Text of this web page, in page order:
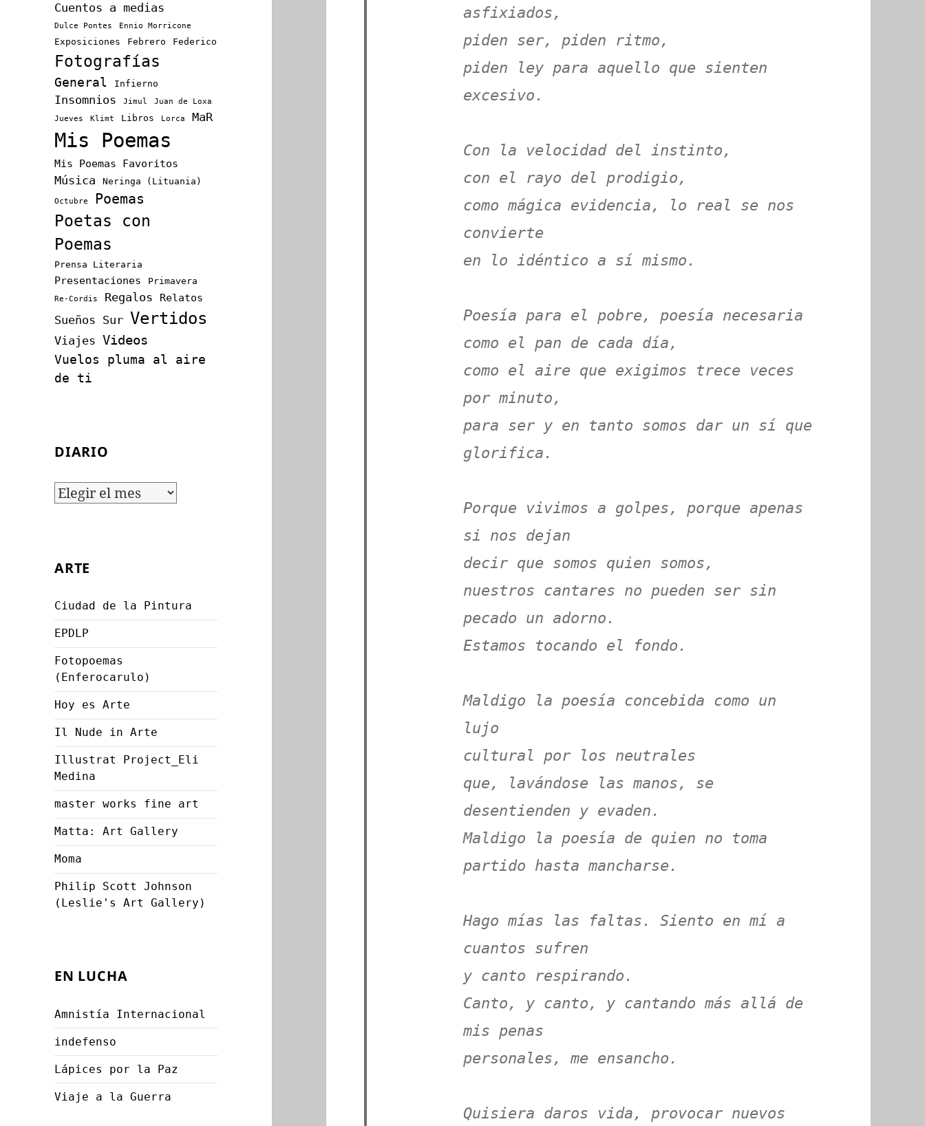
Cuentos a medias
Dulce Pontes Ennio Morricone
Exposiciones Febrero Federico
Fotografías
General Infierno
Insomnios Jimul
Juan de Loxa
Jueves
Klimt Libros Lorca MaR
Mis Poemas
Mis Poemas Favoritos
Música Neringa (Lituania)
Octubre Poemas
Poetas con
Poemas
Prensa Literaria
Presentaciones Primavera
Re-Cordis Regalos Relatos
Sueños Sur Vertidos
Viajes Videos
Vuelos pluma al aire
de ti
DIARIO
Diario
ARTE
Ciudad de la Pintura
EPDLP
Fotopoemas
(Enferocarulo)
Hoy es Arte
Il Nude in Arte
Illustrat Project_Eli
Medina
master works fine art
Matta: Art Gallery
Moma
Philip Scott Johnson
(Leslie's Art Gallery)
EN LUCHA
Amnistía Internacional
indefenso
Lápices por la Paz
Viaje a la Guerra
asfixiados,
piden ser, piden ritmo,
piden ley para aquello que sienten
excesivo.
Con la velocidad del instinto,
con el rayo del prodigio,
como mágica evidencia, lo real se nos
convierte
en lo idéntico a sí mismo.
Poesía para el pobre, poesía necesaria
como el pan de cada día,
como el aire que exigimos trece veces
por minuto,
para ser y en tanto somos dar un sí que
glorifica.
Porque vivimos a golpes, porque apenas
si nos dejan
decir que somos quien somos,
nuestros cantares no pueden ser sin
pecado un adorno.
Estamos tocando el fondo.
Maldigo la poesía concebida como un
lujo
cultural por los neutrales
que, lavándose las manos, se
desentienden y evaden.
Maldigo la poesía de quien no toma
partido hasta mancharse.
Hago mías las faltas. Siento en mí a
cuantos sufren
y canto respirando.
Canto, y canto, y cantando más allá de
mis penas
personales, me ensancho.
Quisiera daros vida, provocar nuevos